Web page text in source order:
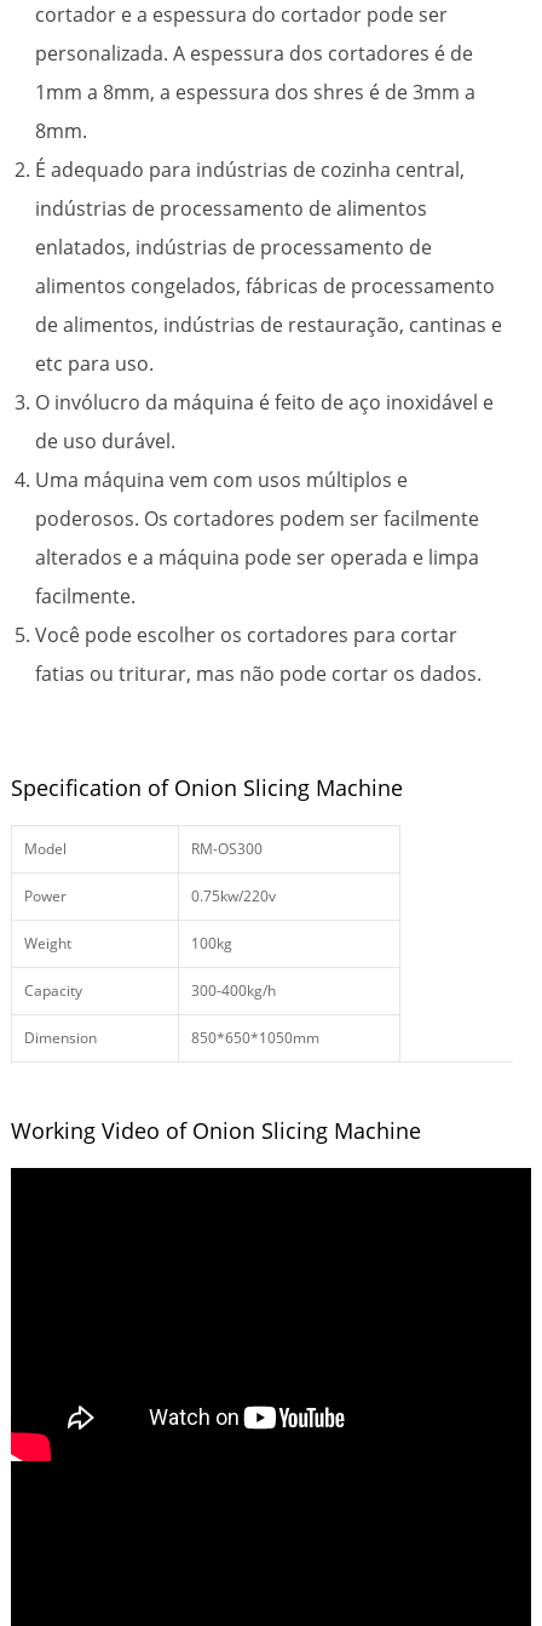
cortador e a espessura do cortador pode ser
personalizada. A espessura dos cortadores é de
1mm a 8mm, a espessura dos shres é de 3mm a
8mm.
É adequado para indústrias de cozinha central,
indústrias de processamento de alimentos
enlatados, indústrias de processamento de
alimentos congelados, fábricas de processamento
de alimentos, indústrias de restauração, cantinas e
etc para uso.
O invólucro da máquina é feito de aço inoxidável e
de uso durável.
Uma máquina vem com usos múltiplos e
poderosos. Os cortadores podem ser facilmente
alterados e a máquina pode ser operada e limpa
facilmente.
Você pode escolher os cortadores para cortar
fatias ou triturar, mas não pode cortar os dados.
Specification of Onion Slicing Machine
Model RM-OS300
Power 0.75kw/220v
Weight 100kg
Capacity 300-400kg/h
Dimension 850*650*1050mm
Working Video of Onion Slicing Machine